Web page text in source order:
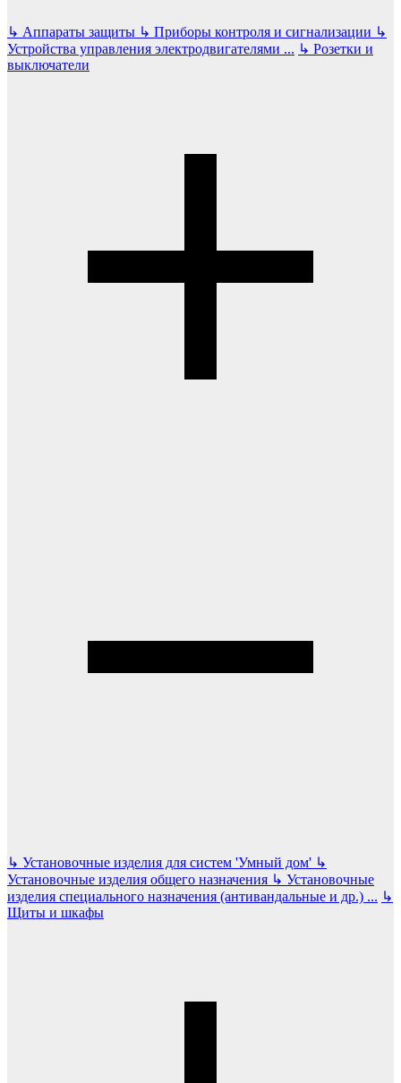
↳ Аппараты защиты ↳ Приборы контроля и сигнализации ↳
Устройства управления электродвигателями ... ↳ Розетки и
выключатели
↳ Установочные изделия для систем 'Умный дом' ↳
Установочные изделия общего назначения ↳ Установочные
изделия специального назначения (антивандальные и др.) ... ↳
Щиты и шкафы